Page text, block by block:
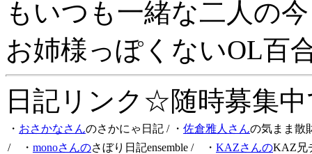
もいつも一緒な二人の
お姉様っぽくないOL百
日記リンク☆随時募集
・ おさかなさんのさかにゃ日記 / ・ 佐倉雅人さんの気まま散
/ ・ monoさんのさぼり日記ensemble / ・ KAZさんのKAZ兄